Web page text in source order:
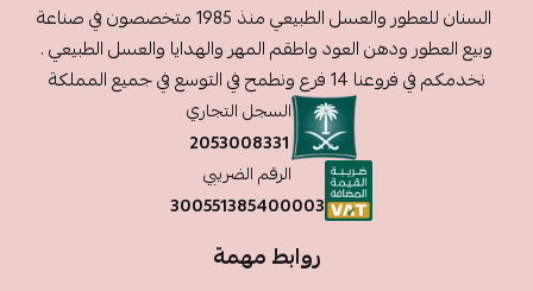
السنان للعطور والعسل الطبيعي منذ 1985 متخصصون في صناعة
وبيع العطور ودهن العود واطقم المهر والهدايا والعسل الطبيعي .
نخدمكم في فروعنا 14 فرع ونطمح في التوسع في جميع المملكة
السجل التجاري
2053008331
الرقم الضريبي
300551385400003
روابط مهمة